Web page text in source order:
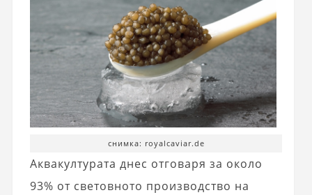
снимка: royalcaviar.de
Аквакултурата днес отговаря за около
93% от световното производство на